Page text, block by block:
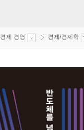
경제 경영 경제/경제학